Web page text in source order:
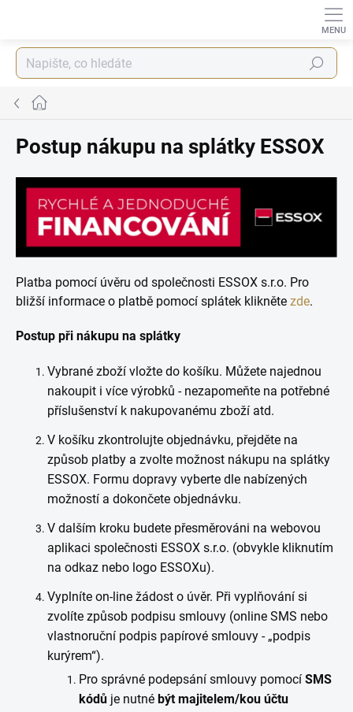
Hledat
Domů
Postup nákupu na splátky ESSOX
Platba pomocí úvěru od společnosti ESSOX s.r.o. Pro
bližší informace o platbě pomocí splátek klikněte zde.
Postup při nákupu na splátky
Vybrané zboží vložte do košíku. Můžete najednou
nakoupit i více výrobků - nezapomeňte na potřebné
příslušenství k nakupovanému zboží atd.
V košíku zkontrolujte objednávku, přejděte na
způsob platby a zvolte možnost nákupu na splátky
ESSOX. Formu dopravy vyberte dle nabízených
možností a dokončete objednávku.
V dalším kroku budete přesměrováni na webovou
aplikaci společnosti ESSOX s.r.o. (obvykle kliknutím
na odkaz nebo logo ESSOXu).
Vyplníte on-line žádost o úvěr. Při vyplňování si
zvolíte způsob podpisu smlouvy (online SMS nebo
vlastnoruční podpis papírové smlouvy - „podpis
kurýrem“).
Pro správné podepsání smlouvy pomocí SMS
kódů je nutné být majitelem/kou účtu